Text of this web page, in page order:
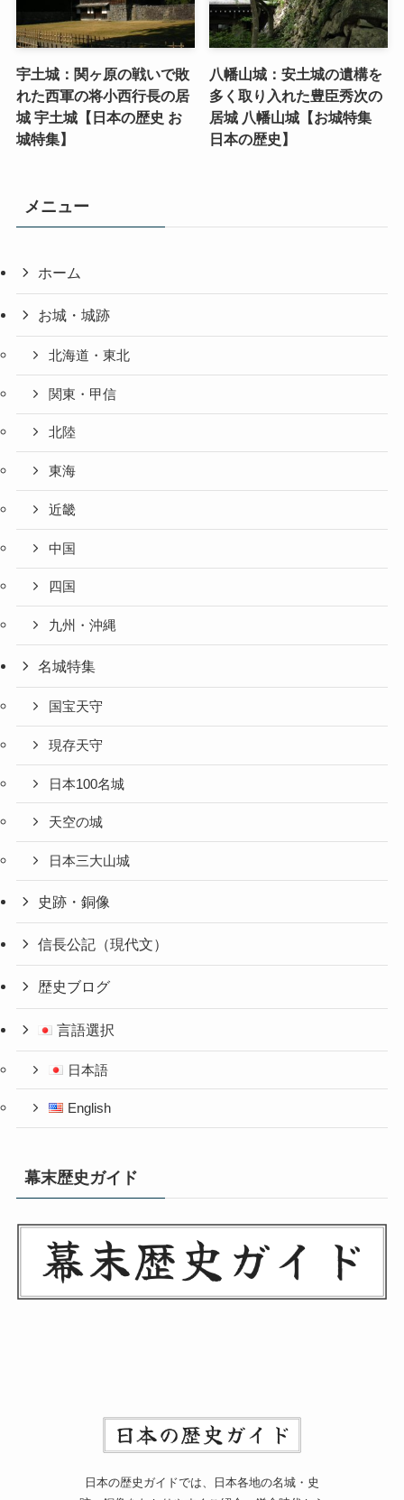
宇土城：関ヶ原の戦いで敗
れた西軍の将小西行長の居
城 宇土城【日本の歴史 お
城特集】
八幡山城：安土城の遺構を
多く取り入れた豊臣秀次の
居城 八幡山城【お城特集
日本の歴史】
メニュー
ホーム
お城・城跡
北海道・東北
関東・甲信
北陸
東海
近畿
中国
四国
九州・沖縄
名城特集
国宝天守
現存天守
日本100名城
天空の城
日本三大山城
史跡・銅像
信長公記（現代文）
歴史ブログ
言語選択
日本語
English
幕末歴史ガイド
日本の歴史ガイドでは、日本各地の名城・史